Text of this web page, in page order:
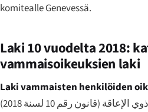
komitealle Genevessä.
Laki 10 vuodelta 2018:
vammaisoikeuksien laki
Laki vammaisten henkilöiden
(قانون رقم 10 لسنة 2018)